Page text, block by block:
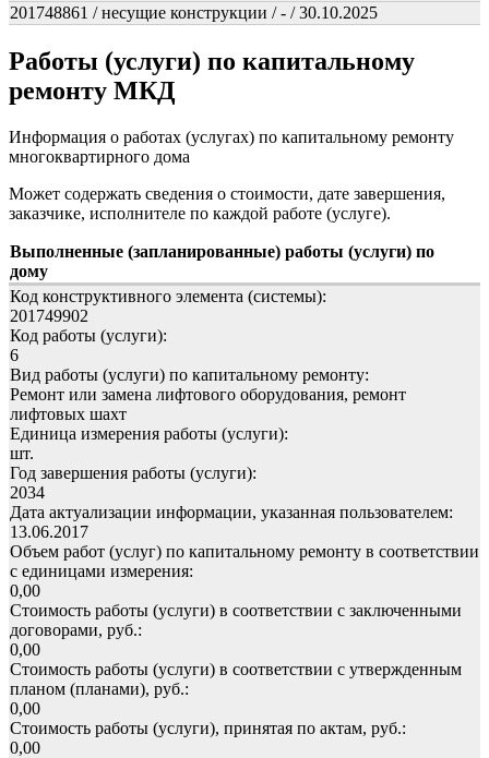
201748861 / несущие конструкции / - / 30.10.2025
Работы (услуги) по капитальному
ремонту МКД
Информация о работах (услугах) по капитальному ремонту
многоквартирного дома
Может содержать сведения о стоимости, дате завершения,
заказчике, исполнителе по каждой работе (услуге).
Выполненные (запланированные) работы (услуги) по
дому
Код конструктивного элемента (системы):
201749902
Код работы (услуги):
6
Вид работы (услуги) по капитальному ремонту:
Ремонт или замена лифтового оборудования, ремонт
лифтовых шахт
Единица измерения работы (услуги):
шт.
Год завершения работы (услуги):
2034
Дата актуализации информации, указанная пользователем:
13.06.2017
Объем работ (услуг) по капитальному ремонту в соответствии
с единицами измерения:
0,00
Стоимость работы (услуги) в соответствии с заключенными
договорами, руб.:
0,00
Стоимость работы (услуги) в соответствии с утвержденным
планом (планами), руб.:
0,00
Стоимость работы (услуги), принятая по актам, руб.:
0,00